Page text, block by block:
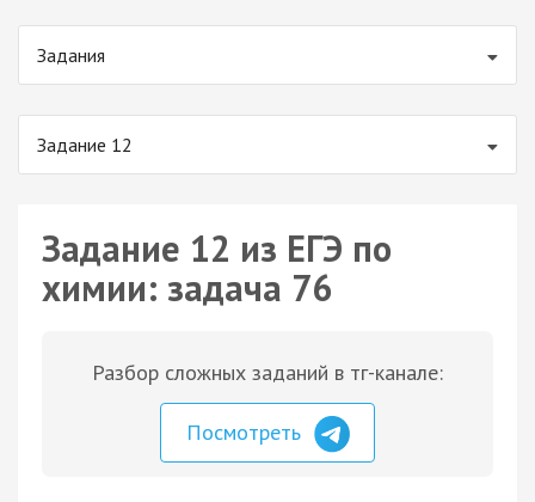
Задания
Задание 12
Задание 12 из ЕГЭ по
химии: задача 76
Разбор сложных заданий в тг-канале:
Посмотреть